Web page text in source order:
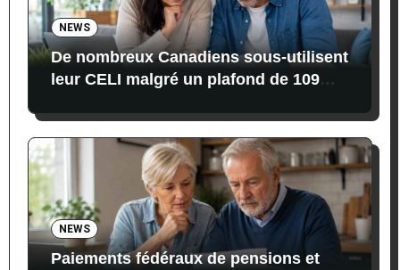
NEWS
De nombreux Canadiens sous-utilisent
leur CELI malgré un plafond de 109
NEWS
Paiements fédéraux de pensions et